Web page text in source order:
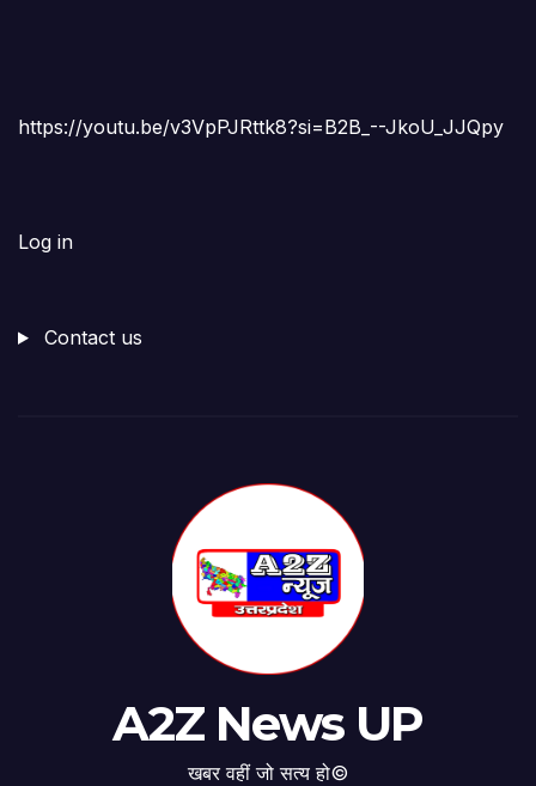
https://youtu.be/v3VpPJRttk8?si=B2B_--JkoU_JJQpy
Log in
Contact us
A2Z News UP
खबर वहीं जो सत्य हो©